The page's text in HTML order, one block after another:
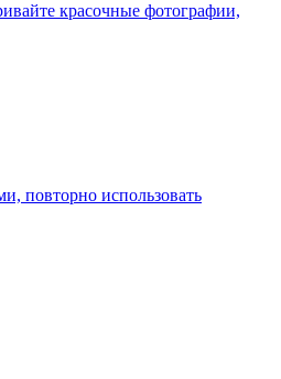
красочные фотографии,
повторно использовать